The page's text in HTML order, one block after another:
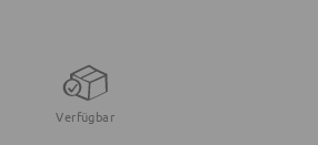
Verfügbar